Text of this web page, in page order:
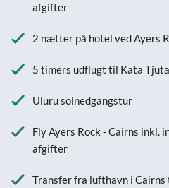
afgifter
2 nætter på hotel ved Ayers
5 timers udflugt til Kata
Uluru solnedgangstur
Fly Ayers Rock - Cairns inkl.
afgifter
Transfer fra lufthavn i